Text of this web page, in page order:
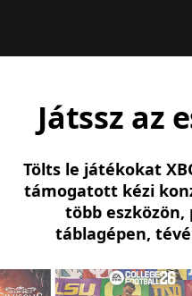
Játssz az
Tölts le játékokat
támogatott kézi
több
táblagépen,